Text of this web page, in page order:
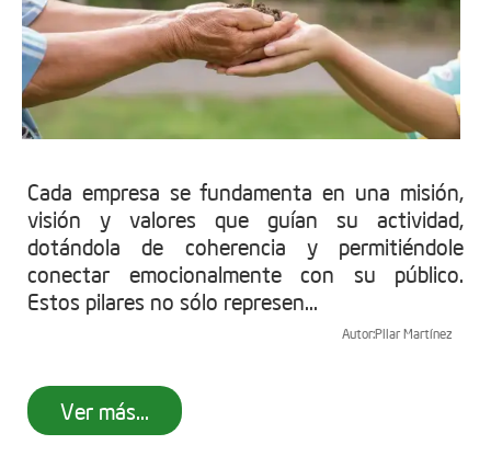
Cada empresa se fundamenta en una misión,
visión y valores que guían su actividad,
dotándola de coherencia y permitiéndole
conectar emocionalmente con su público.
Estos pilares no sólo represen...
Autor:Pilar Martínez
Ver más...